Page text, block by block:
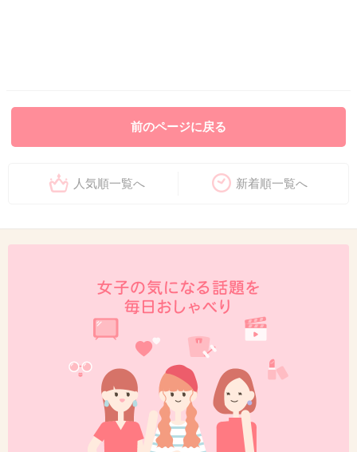
前のページに戻る
人気順一覧へ 新着順一覧へ